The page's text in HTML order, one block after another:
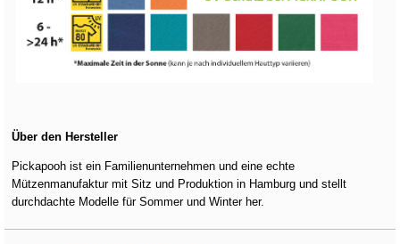
Über den Hersteller
Pickapooh ist ein Familienunternehmen und eine echte
Mützenmanufaktur mit Sitz und Produktion in Hamburg und stellt
durchdachte Modelle für Sommer und Winter her.